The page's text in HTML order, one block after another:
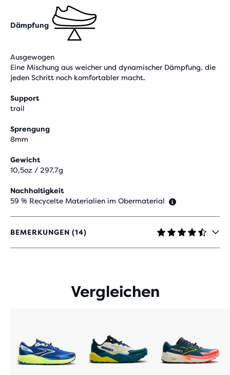
Dämpfung
Ausgewogen
Eine Mischung aus weicher und dynamischer Dämpfung, die
jeden Schritt noch komfortabler macht.
Support
trail
Sprengung
8mm
Gewicht
10,5oz / 297,7g
Nachhaltigkeit
59 % Recycelte Materialien im Obermaterial
BEMERKUNGEN (14)
4,6
VON
Vergleichen